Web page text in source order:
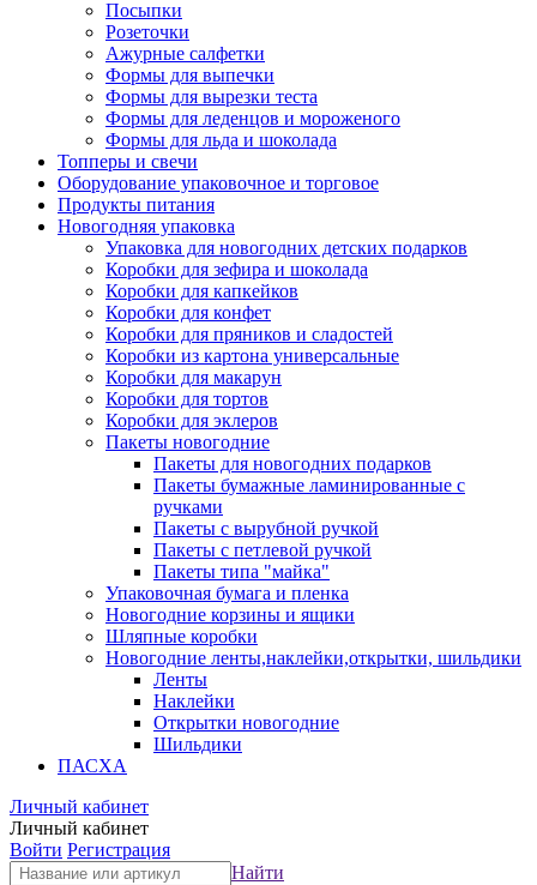
Посыпки
Розеточки
Ажурные салфетки
Формы для выпечки
Формы для вырезки теста
Формы для леденцов и мороженого
Формы для льда и шоколада
Топперы и свечи
Оборудование упаковочное и торговое
Продукты питания
Новогодняя упаковка
Упаковка для новогодних детских подарков
Коробки для зефира и шоколада
Коробки для капкейков
Коробки для конфет
Коробки для пряников и сладостей
Коробки из картона универсальные
Коробки для макарун
Коробки для тортов
Коробки для эклеров
Пакеты новогодние
Пакеты для новогодних подарков
Пакеты бумажные ламинированные с
ручками
Пакеты с вырубной ручкой
Пакеты с петлевой ручкой
Пакеты типа "майка"
Упаковочная бумага и пленка
Новогодние корзины и ящики
Шляпные коробки
Новогодние ленты,наклейки,открытки, шильдики
Ленты
Наклейки
Открытки новогодние
Шильдики
ПАСХА
Личный кабинет
Личный кабинет
Войти Регистрация
Найти